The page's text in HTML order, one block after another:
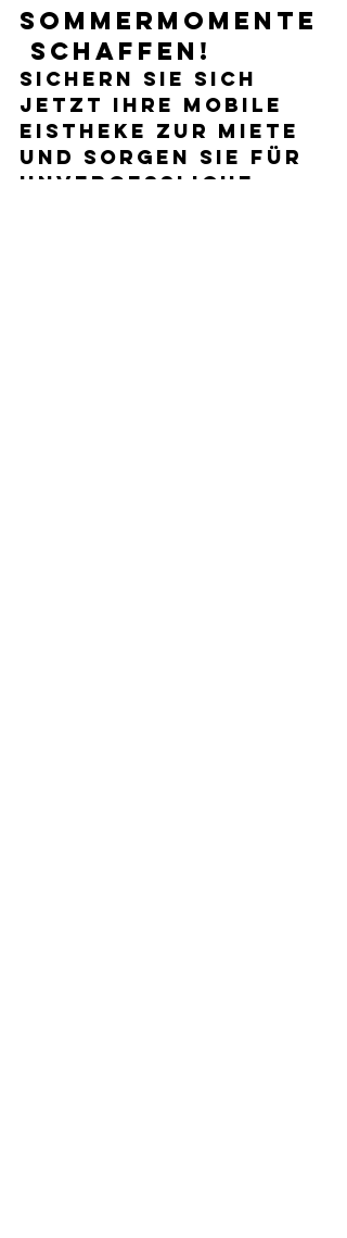
Sommermomente
schaffen!
Sichern Sie sich
jetzt Ihre mobile
Eistheke zur Miete
und sorgen Sie für
unvergessliche